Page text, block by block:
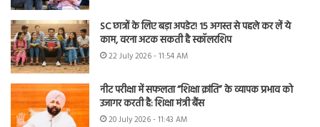
SC छात्रों के लिए बड़ा अपडेट! 15 अगस्त से पहले कर लें ये
काम, वरना अटक सकती है स्कॉलरशिप
22 July 2026 - 11:54 AM
नीट परीक्षा में सफलता “शिक्षा क्रांति” के व्यापक प्रभाव को
उजागर करती है: शिक्षा मंत्री बैंस
20 July 2026 - 11:43 AM